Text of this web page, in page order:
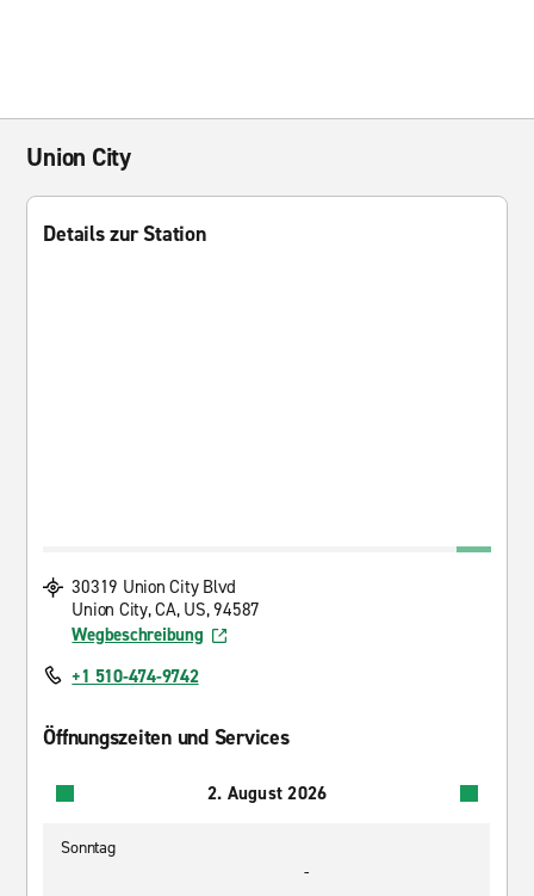
Union City
Details zur Station
30319 Union City Blvd
Union City, CA, US, 94587
Wegbeschreibung
+1 510-474-9742
Öffnungszeiten und Services
2. August 2026
Sonntag
-